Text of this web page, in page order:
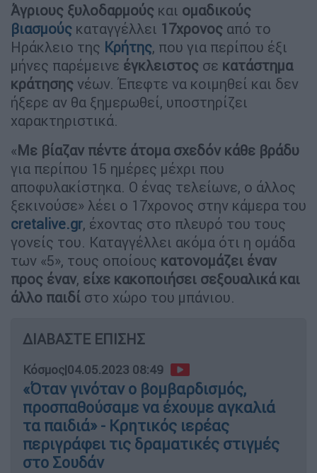
Άγριους ξυλοδαρμούς και ομαδικούς
βιασμούς καταγγέλλει 17χρονος από το
Ηράκλειο της Κρήτης, που για περίπου έξι
μήνες παρέμεινε έγκλειστος σε κατάστημα
κράτησης νέων. Έπεφτε να κοιμηθεί και δεν
ήξερε αν θα ξημερωθεί, υποστηρίζει
χαρακτηριστικά.
«Με βίαζαν πέντε άτομα σχεδόν κάθε βράδυ
για περίπου 15 ημέρες μέχρι που
αποφυλακίστηκα. Ο ένας τελείωνε, ο άλλος
ξεκινούσε» λέει ο 17χρονος στην κάμερα του
cretalive.gr, έχοντας στο πλευρό του τους
γονείς του. Καταγγέλλει ακόμα ότι η ομάδα
των «5», τους οποίους κατονομάζει έναν
προς έναν, είχε κακοποιήσει σεξουαλικά και
άλλο παιδί στο χώρο του μπάνιου.
ΔΙΑΒΑΣΤΕ ΕΠΙΣΗΣ
Κόσμος|04.05.2023 08:49
«Όταν γινόταν ο βομβαρδισμός,
προσπαθούσαμε να έχουμε αγκαλιά
τα παιδιά» - Κρητικός ιερέας
περιγράφει τις δραματικές στιγμές
στο Σουδάν